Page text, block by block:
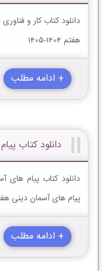
دانلود کتاب کار و
هفتم 1404-1405
+ ادامه مطلب
دانلود کتاب
دانلود کتاب پیام
پیام های آسمان دینی هفتم 1404-
+ ادامه مطلب